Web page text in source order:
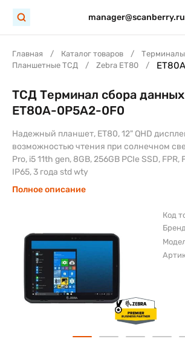
manager@scanberry.ru
Главная Каталог товаров
Планшетные ТСД
Zebra ET80
Код
ТСД Терминал сбора
ET80A-0P5A2-0F0
Надежный планшет, ET80, 12" QHD
возможностью чтения при солнечном
Pro, i5 11th gen, 8GB, 256GB PCIe SSD,
IP65, 3 года std wty
Полное описание